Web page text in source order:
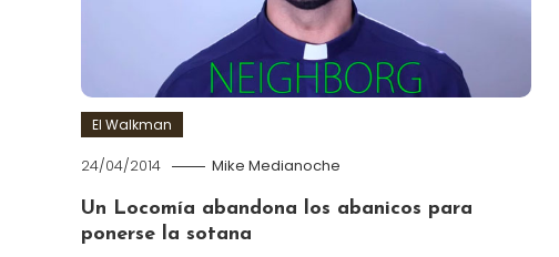
El Walkman
24/04/2014 Mike Medianoche
Un Locomía abandona los abanicos para
ponerse la sotana